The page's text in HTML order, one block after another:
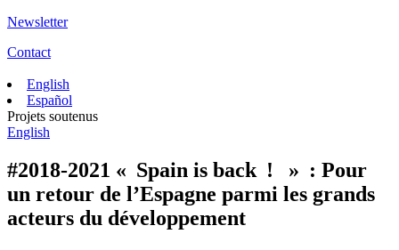
Newsletter
Contact
English
Español
Projets soutenus
English
#2018-2021 « Spain is back ! » : Pour
un retour de l’Espagne parmi les grands
acteurs du développement